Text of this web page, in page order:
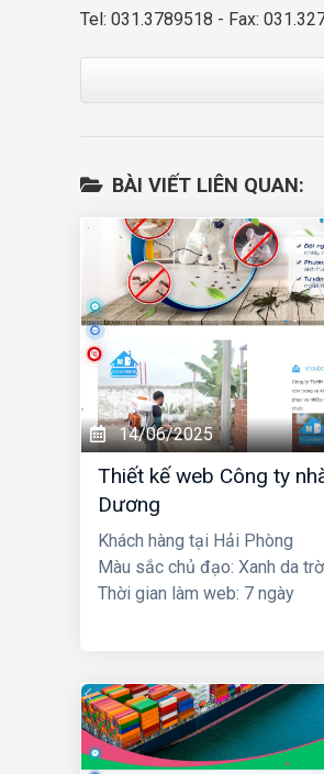
Tel: 031.3789518 - Fax:
BÀI VIẾT LIÊN QUAN:
14/06/2025
Thiết kế web Công ty
Dương
Khách hàng tại Hải Phòng
Màu sắc chủ đạo: Xanh da
Thời gian làm web: 7 ngày